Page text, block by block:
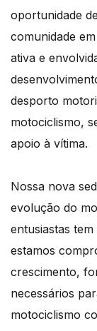
oportunidade
comunidade
ativa e
desporto
motociclismo,
apoio à vítima.
Nossa nova
evolução do
entusiastas
estamos
crescimento,
necessários
motociclismo